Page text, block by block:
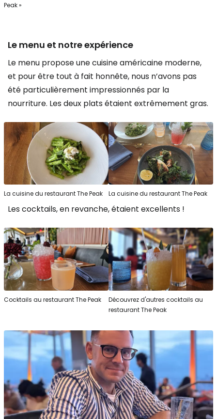
Peak »
Le menu et notre expérience
Le menu propose une cuisine américaine moderne,
et pour être tout à fait honnête, nous n’avons pas
été particulièrement impressionnés par la
nourriture. Les deux plats étaient extrêmement gras.
La cuisine du restaurant The Peak La cuisine du restaurant The Peak
Les cocktails, en revanche, étaient excellents !
Cocktails au restaurant The Peak
Découvrez d'autres cocktails au
restaurant The Peak